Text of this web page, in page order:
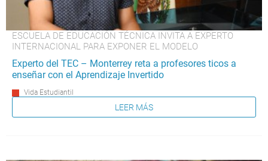
ESCUELA DE EDUCACIÓN TÉCNICA INVITA A EXPERTO
INTERNACIONAL PARA EXPONER EL MODELO
Experto del TEC – Monterrey reta a profesores ticos a
enseñar con el Aprendizaje Invertido
Vida Estudiantil
LEER MÁS